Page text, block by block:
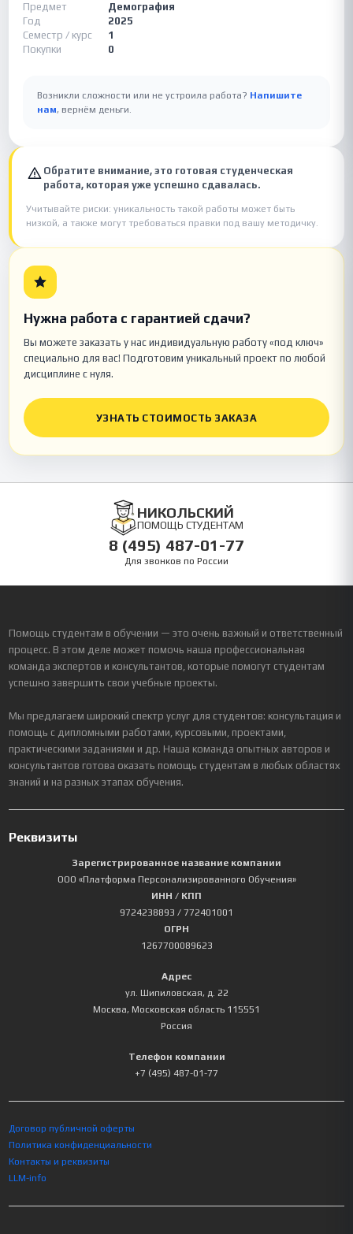
Предмет
Демография
Год
2025
Семестр / курс
1
Покупки
0
Возникли сложности или не устроила работа? Напишите
нам, вернём деньги.
Обратите внимание, это готовая студенческая
работа, которая уже успешно сдавалась.
Учитывайте риски: уникальность такой работы может быть
низкой, а также могут требоваться правки под вашу методичку.
Нужна работа с гарантией сдачи?
Вы можете заказать у нас индивидуальную работу «под ключ»
специально для вас! Подготовим уникальный проект по любой
дисциплине с нуля.
УЗНАТЬ СТОИМОСТЬ ЗАКАЗА
НИКОЛЬСКИЙ
ПОМОЩЬ СТУДЕНТАМ
8 (495) 487-01-77
Для звонков по России
Помощь студентам в обучении — это очень важный и ответственный
процесс. В этом деле может помочь наша профессиональная
команда экспертов и консультантов, которые помогут студентам
успешно завершить свои учебные проекты.
Мы предлагаем широкий спектр услуг для студентов: консультация и
помощь с дипломными работами, курсовыми, проектами,
практическими заданиями и др. Наша команда опытных авторов и
консультантов готова оказать помощь студентам в любых областях
знаний и на разных этапах обучения.
Реквизиты
Зарегистрированное название компании
ООО «Платформа Персонализированного Обучения»
ИНН / КПП
9724238893 / 772401001
ОГРН
1267700089623
Адрес
ул. Шипиловская, д. 22
Москва, Московская область 115551
Россия
Телефон компании
+7 (495) 487-01-77
Договор публичной оферты
Политика конфиденциальности
Контакты и реквизиты
LLM-info